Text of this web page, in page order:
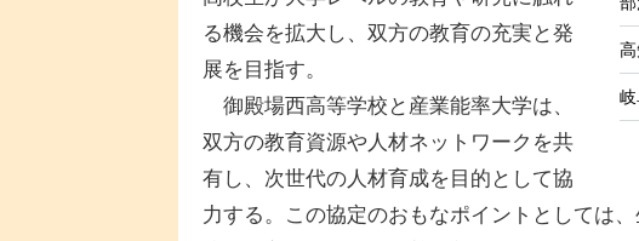
る機会を拡大し、双方の教育の充実と発
展を目指す。
御殿場西高等学校と産業能率大学は、
双方の教育資源や人材ネットワークを共
有し、次世代の人材育成を目的として協
力する。この協定のおもなポイントとしては